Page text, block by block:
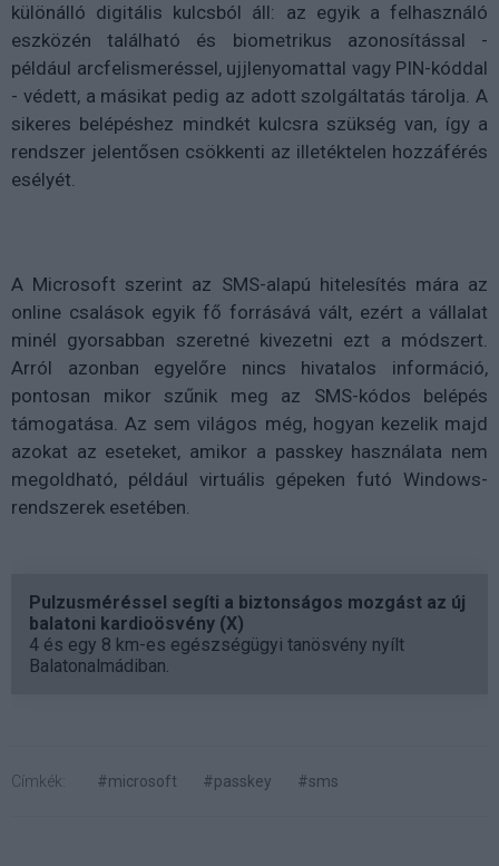
különálló digitális kulcsból áll: az egyik a felhasználó
eszközén található és biometrikus azonosítással -
például arcfelismeréssel, ujjlenyomattal vagy PIN-kóddal
- védett, a másikat pedig az adott szolgáltatás tárolja. A
sikeres belépéshez mindkét kulcsra szükség van, így a
rendszer jelentősen csökkenti az illetéktelen hozzáférés
esélyét.
A Microsoft szerint az SMS-alapú hitelesítés mára az
online csalások egyik fő forrásává vált, ezért a vállalat
minél gyorsabban szeretné kivezetni ezt a módszert.
Arról azonban egyelőre nincs hivatalos információ,
pontosan mikor szűnik meg az SMS-kódos belépés
támogatása. Az sem világos még, hogyan kezelik majd
azokat az eseteket, amikor a passkey használata nem
megoldható, például virtuális gépeken futó Windows-
rendszerek esetében.
Pulzusméréssel segíti a biztonságos mozgást az új
balatoni kardioösvény (X)
4 és egy 8 km-es egészségügyi tanösvény nyílt
Balatonalmádiban.
Címkék: #microsoft #passkey #sms